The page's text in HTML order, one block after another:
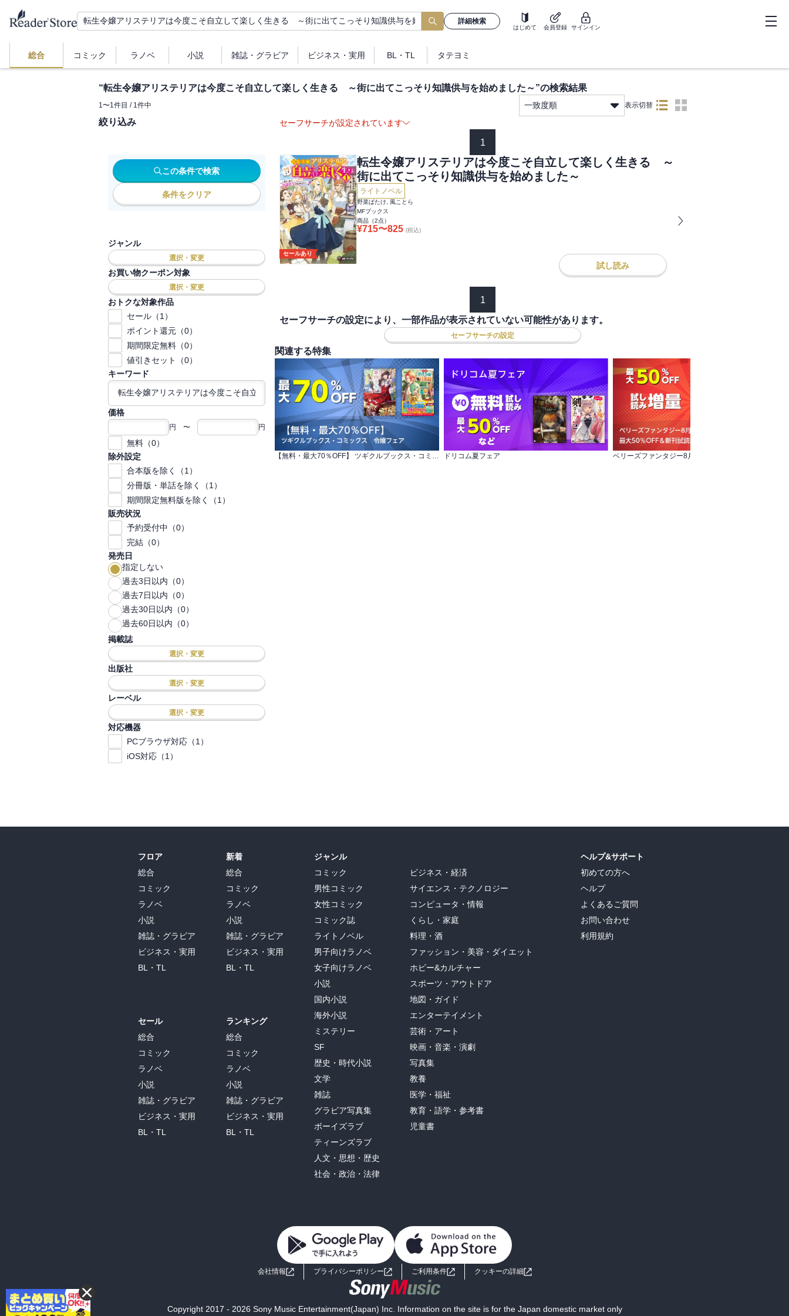
詳細検索
はじめて 会員登録 サインイン
総合 コミック ラノベ 小説 雑誌・ グラビア ビジネス ・実用 BL・TL タテヨミ
“転生令嬢アリステリアは今度こそ自立して楽しく生きる ～街に出てこっそり知識供与を始めました～”の検索結果
1〜1件目 / 1件中 一致度順 表示切替
絞り込み
この条件で検索
条件をクリア
ジャンル
選択・変更
お買い物クーポン対象
選択・変更
おトクな対象作品
セール（1）
ポイント還元（0）
期間限定無料（0）
値引きセット（0）
キーワード
価格
円 〜 円
無料（0）
除外設定
合本版を除く（1）
分冊版・単話を除く（1）
期間限定無料版を除く（1）
販売状況
予約受付中（0）
完結（0）
発売日
指定しない
過去3日以内（0）
過去7日以内（0）
過去30日以内（0）
過去60日以内（0）
掲載誌
選択・変更
出版社
選択・変更
レーベル
選択・変更
対応機器
PCブラウザ対応（1）
iOS対応（1）
セーフサーチが設定されています
1
セールあり
転生令嬢アリステリアは今度こそ自立して楽しく生きる ～
街に出てこっそり知識供与を始めました～
ライトノベル
野菜ばたけ, 風ことら
MFブックス
商品（2点）
¥715〜825 (税込)
試し読み
1
セーフサーチの設定により、一部作品が表示されていない可能性があります。
セーフサーチの設定
関連する特集
【無料・最大70％OFF】 ツギクルブックス・コミックス 令嬢フェア ドリコム夏フェア
フロア
総合
コミック
ラノベ
小説
雑誌・グラビア
ビジネス・実用
BL・TL
セール
総合
コミック
ラノベ
小説
雑誌・グラビア
ビジネス・実用
BL・TL
新着
総合
コミック
ラノベ
小説
雑誌・グラビア
ビジネス・実用
BL・TL
ランキング
総合
コミック
ラノベ
小説
雑誌・グラビア
ビジネス・実用
BL・TL
ジャンル
コミック
男性コミック
女性コミック
コミック誌
ライトノベル
男子向けラノベ
女子向けラノベ
小説
国内小説
海外小説
ミステリー
SF
歴史・時代小説
文学
雑誌
グラビア写真集
ボーイズラブ
ティーンズラブ
人文・思想・歴史
社会・政治・法律
ビジネス・経済
サイエンス・テクノロジー
コンピュータ・情報
くらし・家庭
料理・酒
ファッション・美容・ダイエット
ホビー&カルチャー
スポーツ・アウトドア
地図・ガイド
エンターテイメント
芸術・アート
映画・音楽・演劇
写真集
教養
医学・福祉
教育・語学・参考書
児童書
ヘルプ&サポート
初めての方へ
ヘルプ
よくあるご質問
お問い合わせ
利用規約
会社情報 プライバシーポリシー ご利用条件 クッキーの詳細
Copyright 2017 - 2026 Sony Music Entertainment(Japan) Inc. Information on the site is for the Japan domestic market only